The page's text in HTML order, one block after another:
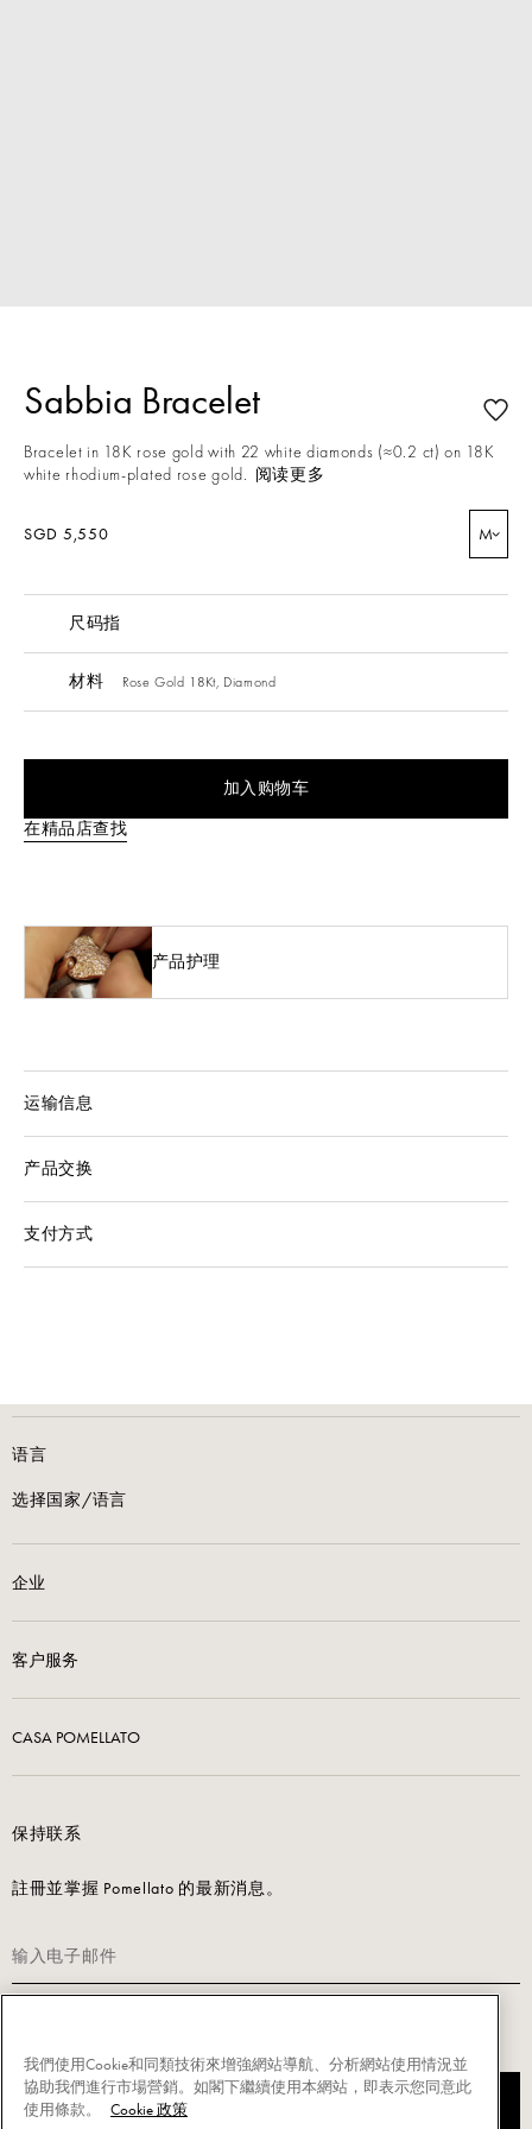
Sabbia Bracelet
Bracelet in 18K rose gold with 22 white diamonds (≈0.2 ct) on 18K
white rhodium-plated rose gold. 阅读更多
SGD 5,550 M
尺码指
材料 Rose Gold 18Kt, Diamond
加入购物车
在精品店查找
产品护理
运输信息
产品交换
支付方式
语言
选择国家/语言
企业
客户服务
CASA POMELLATO
保持联系
註冊並掌握 Pomellato 的最新消息。
注册订阅
我們使用Cookie和同類技術來增強網站導航、分析網站使用情況並
協助我們進行市場營銷。如閣下繼續使用本網站，即表示您同意此
使用條款。
Cookie 政策